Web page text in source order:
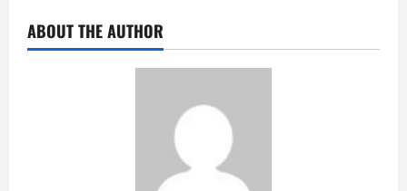
ABOUT THE AUTHOR